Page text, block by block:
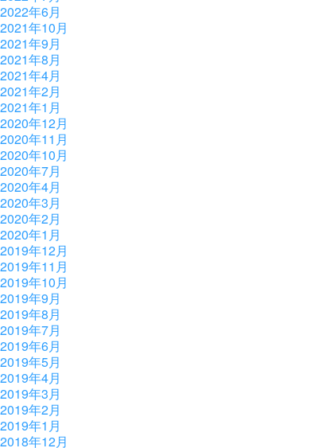
2022年6月
2021年10月
2021年9月
2021年8月
2021年4月
2021年2月
2021年1月
2020年12月
2020年11月
2020年10月
2020年7月
2020年4月
2020年3月
2020年2月
2020年1月
2019年12月
2019年11月
2019年10月
2019年9月
2019年8月
2019年7月
2019年6月
2019年5月
2019年4月
2019年3月
2019年2月
2019年1月
2018年12月